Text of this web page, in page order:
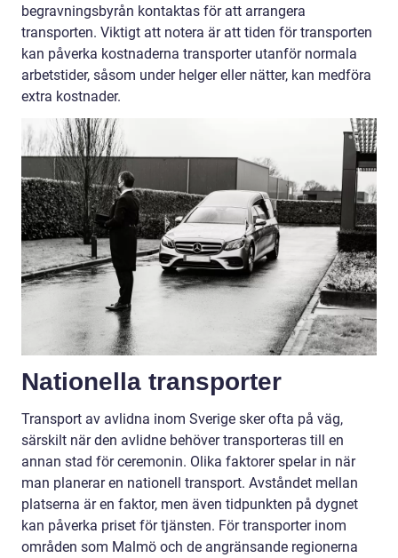
begravningsbyrån kontaktas för att arrangera
transporten. Viktigt att notera är att tiden för transporten
kan påverka kostnaderna transporter utanför normala
arbetstider, såsom under helger eller nätter, kan medföra
extra kostnader.
Nationella transporter
Transport av avlidna inom Sverige sker ofta på väg,
särskilt när den avlidne behöver transporteras till en
annan stad för ceremonin. Olika faktorer spelar in när
man planerar en nationell transport. Avståndet mellan
platserna är en faktor, men även tidpunkten på dygnet
kan påverka priset för tjänsten. För transporter inom
områden som Malmö och de angränsande regionerna